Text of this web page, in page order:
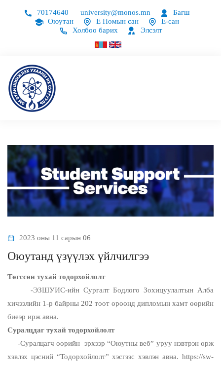
70174640 university@monos.mn
Багш
Оюутан
Е Номын сан
Е-сан
Холбоо барих
Элсэлт
2023 оны 11 сарын 06
Оюутанд үзүүлэх үйлчилгээ
Төгссөн тухай тодорхойлолт
-ЭЗШУИС-ийн Сургалт Бодлого Зохицуулалтын Алба
хичээлийн 1-р байрны 202 тоот өрөөнд дипломын хамт өөрийн
биеэр ирж авна.
Суралцдаг тухай тодорхойлолт
-Суралцагч өөрийн эрхээр “Оюутны веб” уруу нэвтрэн орж
хэвлэх цэсний “Тодорхойлолт” хэсгээс хэвлэн авна. https://sw-